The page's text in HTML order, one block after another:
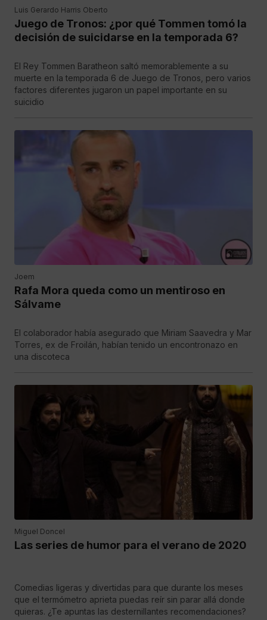
Luis Gerardo Harris Oberto
Juego de Tronos: ¿por qué Tommen tomó la
decisión de suicidarse en la temporada 6?
El Rey Tommen Baratheon saltó memorablemente a su
muerte en la temporada 6 de Juego de Tronos, pero varios
factores diferentes jugaron un papel importante en su
suicidio
Joem
Rafa Mora queda como un mentiroso en
Sálvame
El colaborador había asegurado que Miriam Saavedra y Mar
Torres, ex de Froilán, habían tenido un encontronazo en
una discoteca
Miguel Doncel
Las series de humor para el verano de 2020
Comedias ligeras y divertidas para que durante los meses
que el termómetro aprieta puedas reír sin parar allá donde
quieras. ¿Te apuntas las desternillantes recomendaciones?